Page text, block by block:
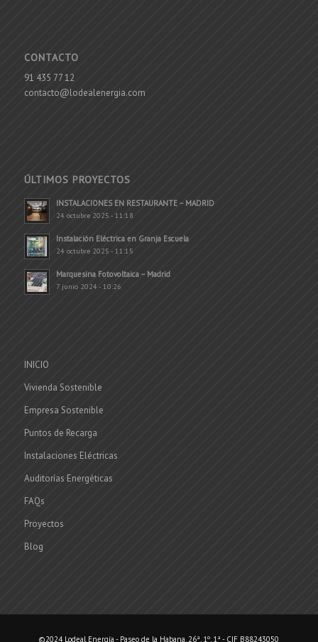
CONTACTO
91 435 77 12
contacto@lodealenergia.com
ÚLTIMOS PROYECTOS
INSTALACIONES EN RESTAURANTE – MADRID
24 octubre 2025 - 11:18
Instalación Eléctrica en Granja Escuela
24 octubre 2025 - 11:15
Marquesina Fotovoltaica – Madrid
7 junio 2024 - 10:26
INICIO
Vivienda Sostenible
Empresa Sostenible
Puntos de Recarga
Instalaciones Eléctricas
Auditorías Energéticas
FAQs
Proyectos
Blog
©2024 Lodeal Energía - Paseo de la Habana, 26ª, 1º, 1ª - CIF B88243050